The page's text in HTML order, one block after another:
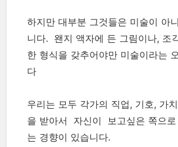
하지만 대부분 그것들은 미술이 아
니다. 왠지 액자에 든 그림이나, 조
한 형식을 갖추어야만 미술이라는
다
우리는 모두 각가의 직업, 기호, 가
을 받아서 자신이 보고싶은 쪽으로
는 경향이 있습니다.